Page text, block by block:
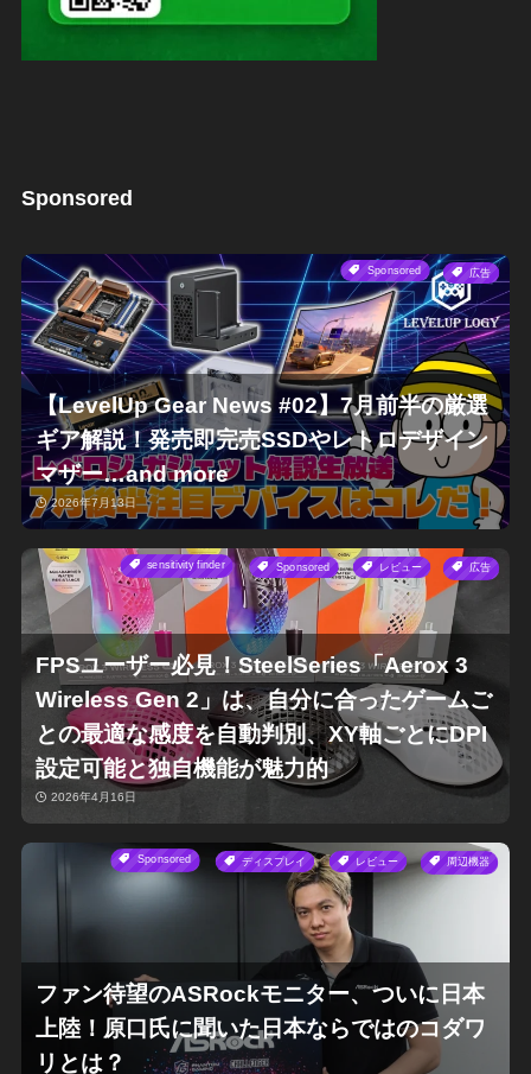
Sponsored
Sponsored 広告
【LevelUp Gear News #02】7月前半の厳選
ギア解説！発売即完売SSDやレトロデザイン
マザー…and more
2026年7月13日
sensitivity finder Sponsored レビュー 広告
FPSユーザー必見！SteelSeries「Aerox 3
Wireless Gen 2」は、自分に合ったゲームご
との最適な感度を自動判別、XY軸ごとにDPI
設定可能と独自機能が魅力的
2026年4月16日
Sponsored ディスプレイ レビュー 周辺機器
ファン待望のASRockモニター、ついに日本
上陸！原口氏に聞いた日本ならではのコダワ
リとは？